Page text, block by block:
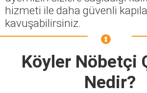
hizmeti ile daha güvenli
kavuşabilirsiniz.
Köyler Nöbetçi
Nedir?